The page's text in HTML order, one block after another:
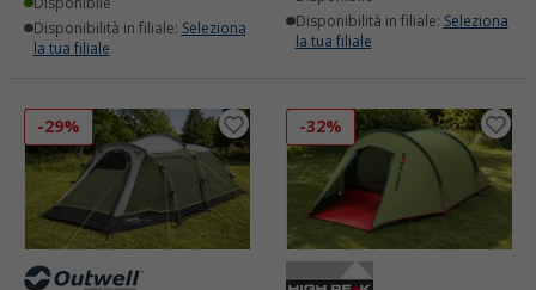
Disponibile
Disponibilità in filiale: Seleziona
la tua filiale
Disponibilità in filiale: Seleziona
la tua filiale
-29% -32%